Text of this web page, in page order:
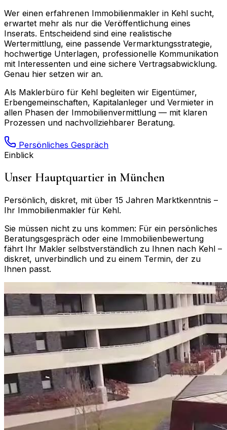
Wer einen erfahrenen Immobilienmakler in Kehl sucht,
erwartet mehr als nur die Veröffentlichung eines
Inserats. Entscheidend sind eine realistische
Wertermittlung, eine passende Vermarktungsstrategie,
hochwertige Unterlagen, professionelle Kommunikation
mit Interessenten und eine sichere Vertragsabwicklung.
Genau hier setzen wir an.
Als Maklerbüro für Kehl begleiten wir Eigentümer,
Erbengemeinschaften, Kapitalanleger und Vermieter in
allen Phasen der Immobilienvermittlung — mit klaren
Prozessen und nachvollziehbarer Beratung.
Persönliches Gespräch
Einblick
Unser Hauptquartier in München
Persönlich, diskret, mit über 15 Jahren Marktkenntnis –
Ihr Immobilienmakler für Kehl.
Sie müssen nicht zu uns kommen: Für ein persönliches
Beratungsgespräch oder eine Immobilienbewertung
fährt Ihr Makler selbstverständlich zu Ihnen nach Kehl –
diskret, unverbindlich und zu einem Termin, der zu
Ihnen passt.